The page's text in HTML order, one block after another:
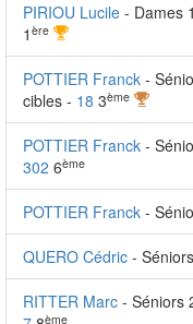
PIRIOU Lucile - Dames
1 ère
POTTIER Franck -
cibles - 18 3ème
POTTIER Franck -
302 6ème
POTTIER Franck -
QUERO Cédric -
RITTER Marc - Séniors
ème